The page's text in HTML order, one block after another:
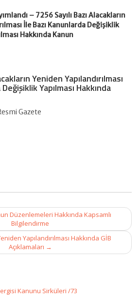
– 7256 Sayılı Bazı Alacakların
İle Bazı Kanunlarda Değişiklik
Hakkında Kanun
Yeniden Yapılandırılması
Yapılması Hakkında
Gazete
Düzenlemeleri Hakkında Kapsamlı
Bilgilendirme
Yapılandırılması Hakkında GİB
Açıklamaları →
Kanunu Sirküleri /73